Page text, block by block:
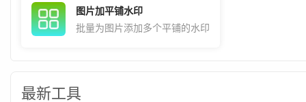
图片加平铺水印
批量为图片添加多个平铺的水印
最新工具